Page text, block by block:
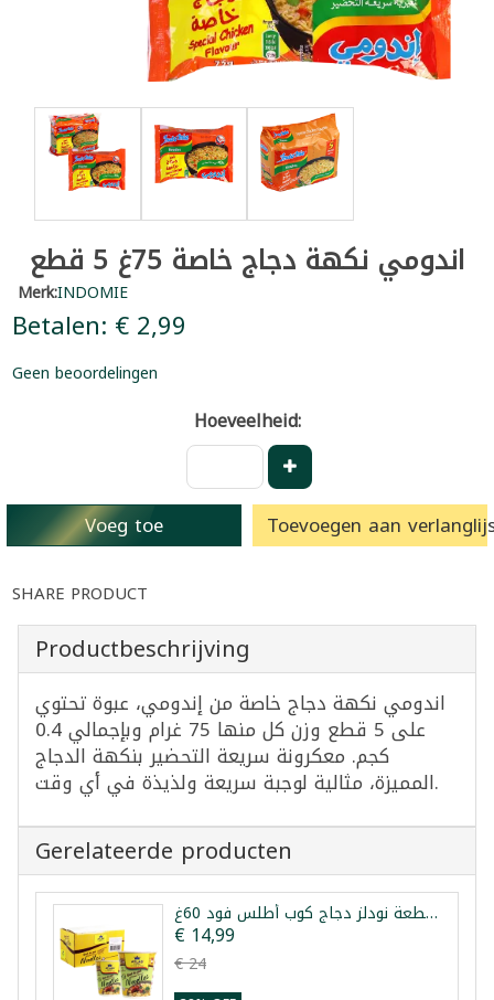
اندومي نكهة دجاج خاصة 75غ 5 قطع
Merk:INDOMIE
Betalen: € 2,99
Geen beoordelingen
Hoeveelheid:
Voeg toe Toevoegen aan
SHARE PRODUCT
Productbeschrijving
اندومي نكهة دجاج خاصة من إندومي، عبوة تحتوي
على 5 قطع وزن كل منها 75 غرام وبإجمالي 0.4
كجم. معكرونة سريعة التحضير بنكهة الدجاج
المميزة، مثالية لوجبة سريعة ولذيذة في أي وقت.
Gerelateerde producten
طرد 24 قطعة نودلز دجاج كوب أطلس فود 60غ
€ 14,99
€ 24